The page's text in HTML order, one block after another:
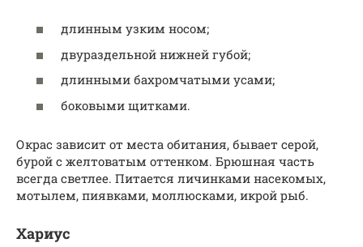
длинным узким носом;
двураздельной нижней губой;
длинными бахромчатыми усами;
боковыми щитками.
Окрас зависит от места обитания, бывает серой,
бурой с желтоватым оттенком. Брюшная часть
всегда светлее. Питается личинками насекомых,
мотылем, пиявками, моллюсками, икрой рыб.
Хариус